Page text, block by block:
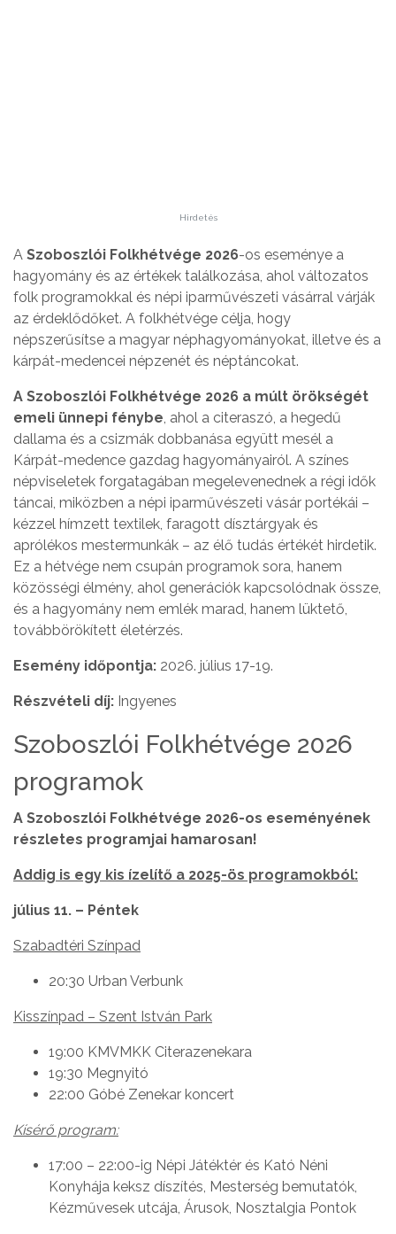
Hirdetés
A Szoboszlói Folkhétvége 2026-os eseménye a
hagyomány és az értékek találkozása, ahol változatos
folk programokkal és népi iparművészeti vásárral várják
az érdeklődőket. A folkhétvége célja, hogy
népszerűsítse a magyar néphagyományokat, illetve és a
kárpát-medencei népzenét és néptáncokat.
A Szoboszlói Folkhétvége 2026 a múlt örökségét
emeli ünnepi fénybe, ahol a citeraszó, a hegedű
dallama és a csizmák dobbanása együtt mesél a
Kárpát-medence gazdag hagyományairól. A színes
népviseletek forgatagában megelevenednek a régi idők
táncai, miközben a népi iparművészeti vásár portékái –
kézzel hímzett textilek, faragott dísztárgyak és
aprólékos mestermunkák – az élő tudás értékét hirdetik.
Ez a hétvége nem csupán programok sora, hanem
közösségi élmény, ahol generációk kapcsolódnak össze,
és a hagyomány nem emlék marad, hanem lüktető,
továbbörökített életérzés.
Esemény időpontja: 2026. július 17-19.
Részvételi díj: Ingyenes
Szoboszlói Folkhétvége 2026
programok
A Szoboszlói Folkhétvége 2026-os eseményének
részletes programjai hamarosan!
Addig is egy kis ízelítő a 2025-ös programokból:
július 11. – Péntek
Szabadtéri Színpad
20:30 Urban Verbunk
Kisszínpad – Szent István Park
19:00 KMVMKK Citerazenekara
19:30 Megnyitó
22:00 Góbé Zenekar koncert
Kísérő program:
17:00 – 22:00-ig Népi Játéktér és Kató Néni
Konyhája keksz díszítés, Mesterség bemutatók,
Kézművesek utcája, Árusok, Nosztalgia Pontok